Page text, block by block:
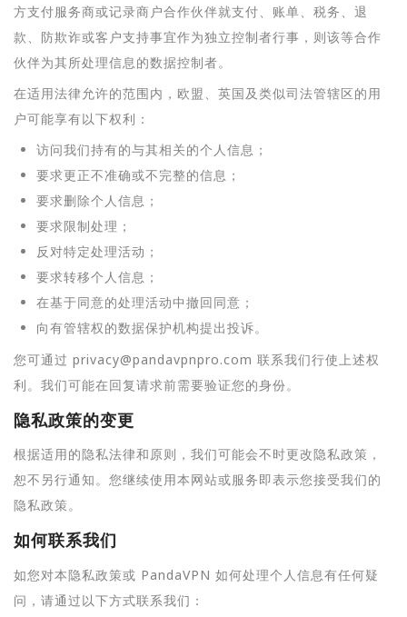
方支付服务商或记录商户合作伙伴就支付、账单、税务、退
款、防欺诈或客户支持事宜作为独立控制者行事，则该等合作
伙伴为其所处理信息的数据控制者。
在适用法律允许的范围内，欧盟、英国及类似司法管辖区的用
户可能享有以下权利：
访问我们持有的与其相关的个人信息；
要求更正不准确或不完整的信息；
要求删除个人信息；
要求限制处理；
反对特定处理活动；
要求转移个人信息；
在基于同意的处理活动中撤回同意；
向有管辖权的数据保护机构提出投诉。
您可通过 privacy@pandavpnpro.com 联系我们行使上述权
利。我们可能在回复请求前需要验证您的身份。
隐私政策的变更
根据适用的隐私法律和原则，我们可能会不时更改隐私政策，
恕不另行通知。您继续使用本网站或服务即表示您接受我们的
隐私政策。
如何联系我们
如您对本隐私政策或 PandaVPN 如何处理个人信息有任何疑
问，请通过以下方式联系我们：